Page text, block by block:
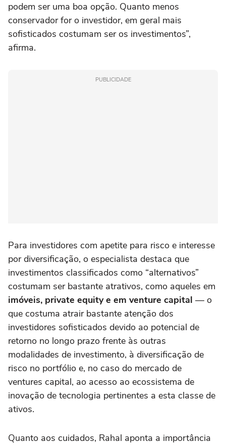
podem ser uma boa opção. Quanto menos
conservador for o investidor, em geral mais
sofisticados costumam ser os investimentos”,
afirma.
PUBLICIDADE
Para investidores com apetite para risco e interesse
por diversificação, o especialista destaca que
investimentos classificados como “alternativos”
costumam ser bastante atrativos, como aqueles em
imóveis, private equity e em venture capital — o
que costuma atrair bastante atenção dos
investidores sofisticados devido ao potencial de
retorno no longo prazo frente às outras
modalidades de investimento, à diversificação de
risco no portfólio e, no caso do mercado de
ventures capital, ao acesso ao ecossistema de
inovação de tecnologia pertinentes a esta classe de
ativos.
Quanto aos cuidados, Rahal aponta a importância